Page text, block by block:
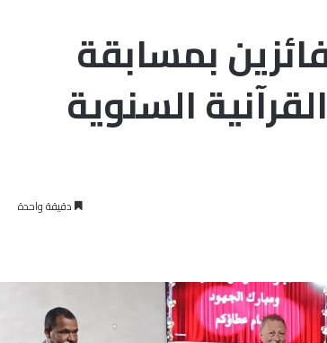
بمسابقة
السنوية
دقيقة واحدة